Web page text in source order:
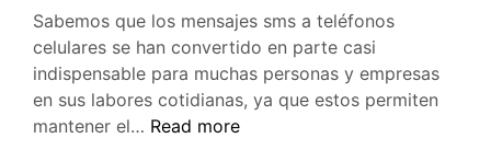
a
DcodSMS
Sabemos que los mensajes sms a teléfonos
celulares se han convertido en parte casi
indispensable para muchas personas y empresas
en sus labores cotidianas, ya que estos permiten
mantener el… Contact
Read more